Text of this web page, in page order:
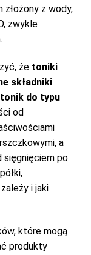
z wody,
zwykle
że toniki
składniki
do typu
od
a
po
i jaki
które mogą
produkty